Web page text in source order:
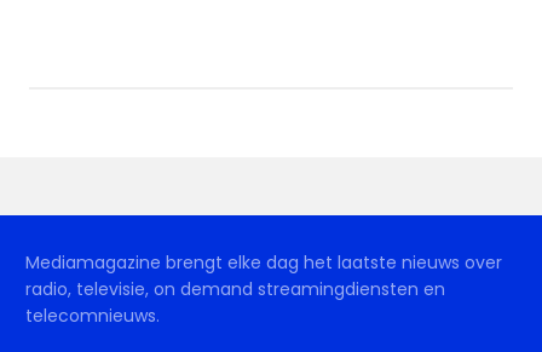
Mediamagazine brengt elke dag het laatste nieuws over
radio, televisie, on demand streamingdiensten en
telecomnieuws.